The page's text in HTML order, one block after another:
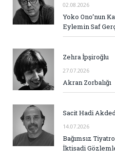
02.08.2026
Yoko Ono’nun
Eylemin Saf
Zehra İpşiroğlu
27.07.2026
Akran Zorbalığı
Sacit Hadi
14.07.2026
Bağımsız
İktisadi